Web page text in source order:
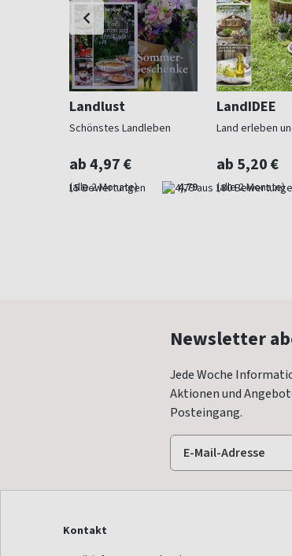
Landlust
Schönstes Landleben
ab 4,97 €
(alle 2 Monate) 4,79
LandIDEE
Land erleben
ab 5,20 €
(alle 2 Monate)
Newsletter
Jede Woche
Aktionen und
Posteingang.
Kontakt